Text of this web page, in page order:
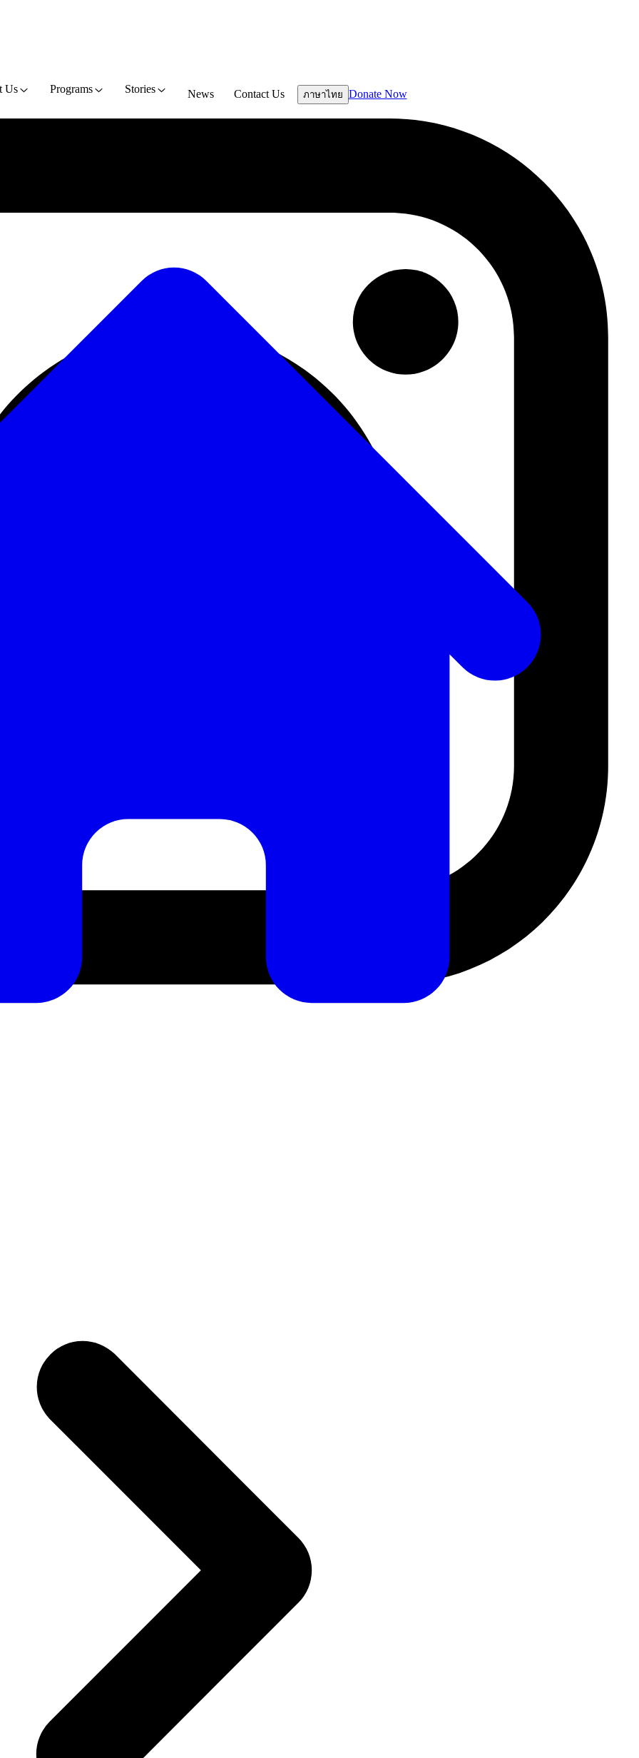
Us Programs Stories News Contact Us ภาษาไทย Donate Now